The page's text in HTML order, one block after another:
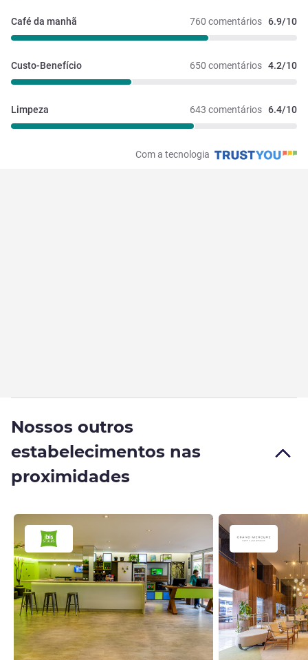
760 comentários 6.9/10
Café da manhã
650 comentários 4.2/10
Custo-Benefício
643 comentários 6.4/10
Limpeza
Com a tecnologia
Nossos outros
estabelecimentos nas
proximidades